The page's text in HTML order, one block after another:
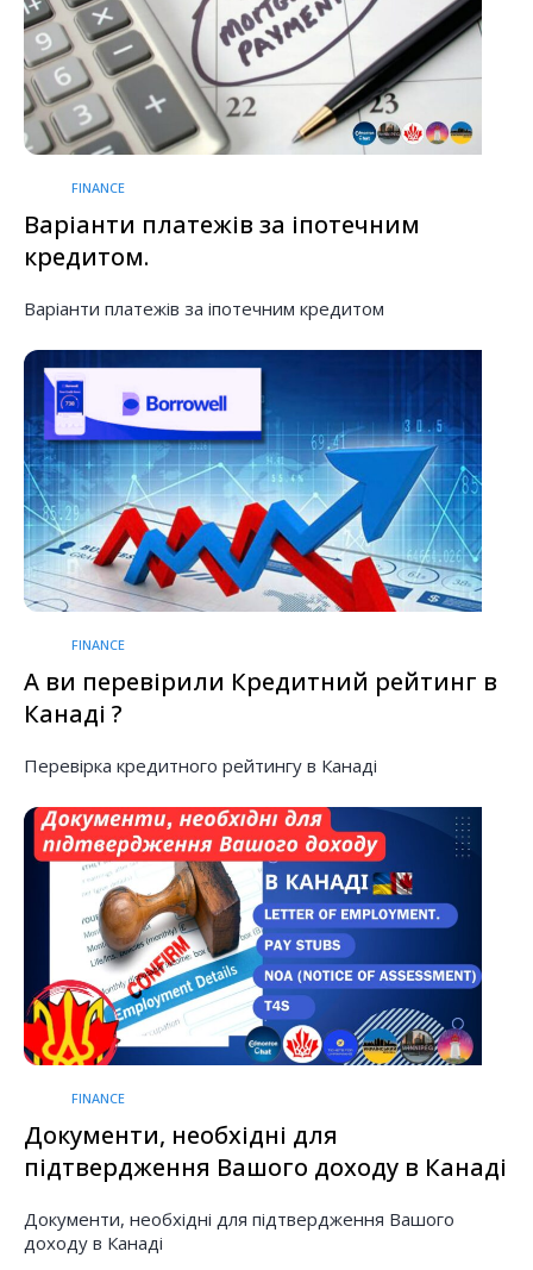
FINANCE
Варіанти платежів за іпотечним
кредитом.
Варіанти платежів за іпотечним кредитом
FINANCE
А ви перевірили Кредитний рейтинг в
Канаді ?
Перевірка кредитного рейтингу в Канаді
FINANCE
Документи, необхідні для
підтвердження Вашого доходу в Канаді
Документи, необхідні для підтвердження Вашого
доходу в Канаді